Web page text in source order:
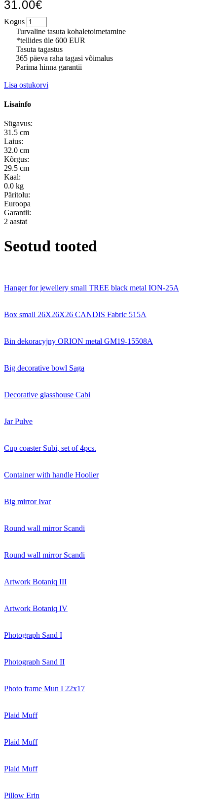
31.00€
Kogus
Turvaline tasuta kohaletoimetamine
*tellides üle 600 EUR
Tasuta tagastus
365 päeva raha tagasi võimalus
Parima hinna garantii
Lisa ostukorvi
Lisainfo
Sügavus:
31.5 cm
Laius:
32.0 cm
Kõrgus:
29.5 cm
Kaal:
0.0 kg
Päritolu:
Euroopa
Garantii:
2 aastat
Seotud tooted
Hanger for jewellery small TREE black metal ION-25A
Box small 26X26X26 CANDIS Fabric 515A
Bin dekoracyjny ORION metal GM19-15508A
Big decorative bowl Saga
Decorative glasshouse Cabi
Jar Pulve
Cup coaster Subi, set of 4pcs.
Container with handle Hoolier
Big mirror Ivar
Round wall mirror Scandi
Round wall mirror Scandi
Artwork Botaniq III
Artwork Botaniq IV
Photograph Sand I
Photograph Sand II
Photo frame Mun I 22x17
Plaid Muff
Plaid Muff
Plaid Muff
Pillow Erin